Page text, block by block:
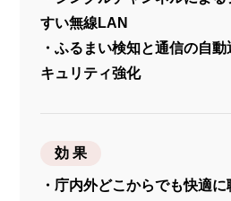
すい無線LAN
・ふるまい検知と通信の自
キュリティ強化
効 果
・庁内外どこからでも快適